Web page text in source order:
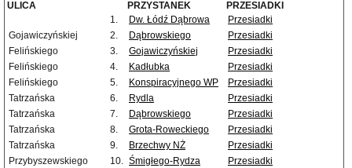
ULICA PRZYSTANEK
PRZESIADKI
1.
Dw. Łódź Dąbrowa
Przesiadki
Gojawiczyńskiej
2. Dąbrowskiego
Przesiadki
Felińskiego
3. Gojawiczyńskiej
Przesiadki
Felińskiego
4. Kadłubka
Przesiadki
Felińskiego
5. Konspiracyjnego WP
Przesiadki
Tatrzańska
6. Rydla
Przesiadki
Tatrzańska
7. Dąbrowskiego
Przesiadki
Tatrzańska
8. Grota-Roweckiego
Przesiadki
Tatrzańska
9. Brzechwy NŻ
Przesiadki
Przybyszewskiego
10. Śmigłego-Rydza
Przesiadki